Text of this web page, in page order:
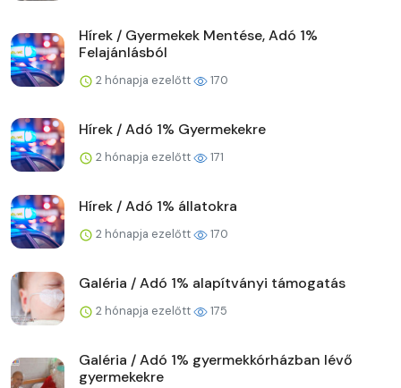
Hírek / Gyermekek Mentése, Adó 1%
Felajánlásból
2 hónapja ezelőtt 170
Hírek / Adó 1% Gyermekekre
2 hónapja ezelőtt 171
Hírek / Adó 1% állatokra
2 hónapja ezelőtt 170
Galéria / Adó 1% alapítványi támogatás
2 hónapja ezelőtt 175
Galéria / Adó 1% gyermekkórházban lévő
gyermekekre